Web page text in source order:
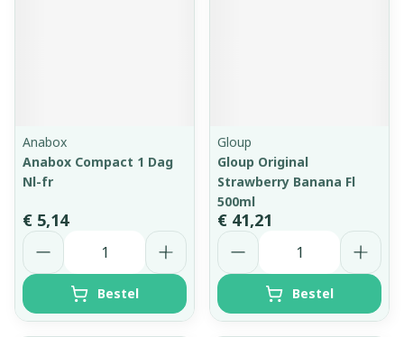
Anabox
Anabox Compact 1 Dag
Nl-fr
€ 5,14
Aantal
Bestel
Gloup
Gloup Original
Strawberry Banana Fl
500ml
€ 41,21
Aantal
Bestel